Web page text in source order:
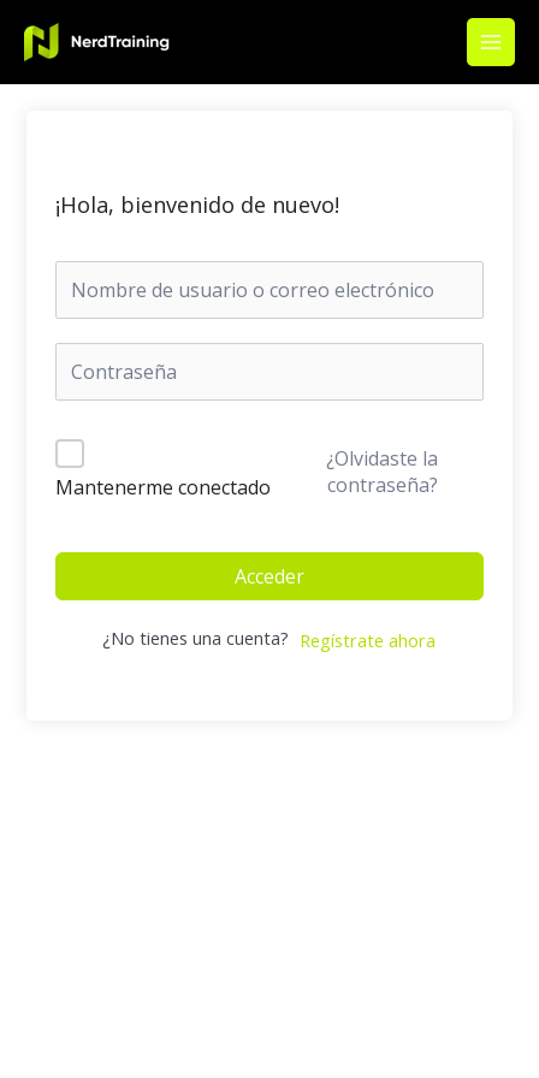
contenido
Main
¡Hola, bienvenido de nuevo!
Mantenerme conectado
¿Olvidaste la
contraseña?
Acceder
¿No tienes una cuenta? Regístrate ahora